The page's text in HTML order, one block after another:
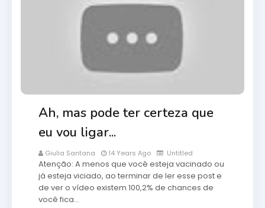
Ah, mas pode ter certeza que
eu vou ligar...
Giulia Santana 14 Years Ago Untitled
Atenção: A menos que você esteja vacinado ou
já esteja viciado, ao terminar de ler esse post e
de ver o vídeo existem 100,2% de chances de
você fica…